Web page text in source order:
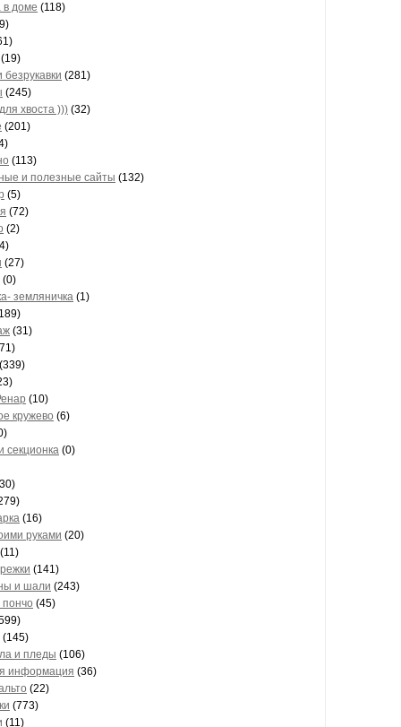
в доме (118)
(281)
(245)
хвоста ))) (32)
(201)
(113)
и полезные сайты (132)
(5)
(72)
(2)
(27)
(0)
земляничка (1)
(31)
(10)
кружево (6)
секционка (0)
(16)
руками (20)
(141)
и шали (243)
(45)
(145)
и пледы (106)
информация (36)
(22)
(773)
(11)